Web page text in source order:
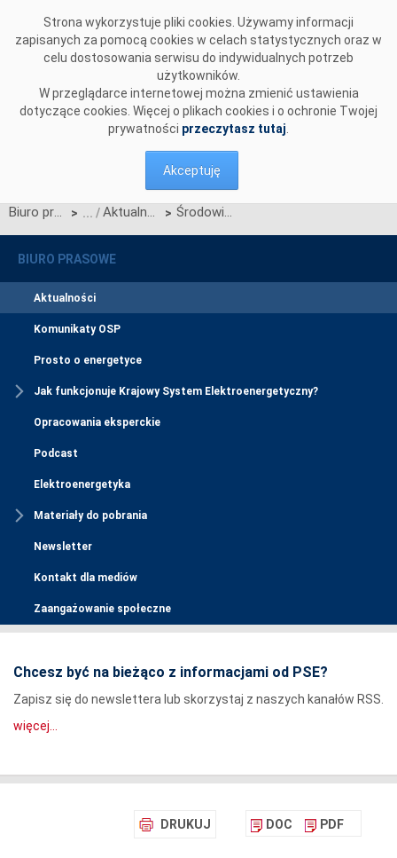
Strona wykorzystuje pliki cookies. Używamy informacji
zapisanych za pomocą cookies w celach statystycznych oraz w
celu dostosowania serwisu do indywidualnych potrzeb
użytkowników.
W przeglądarce internetowej można zmienić ustawienia
dotyczące cookies. Więcej o plikach cookies i o ochronie Twojej
prywatności przeczytasz tutaj
Akceptuję
Biuro prasowe > Aktualności > Środowisko testowe CSIRE: rozszerzony dostęp dla dużych podmiotów i możliwość przypisania dodatkowych ról rynkowych
BIURO PRASOWE
Aktualności
Komunikaty OSP
Prosto o energetyce
Jak funkcjonuje Krajowy System Elektroenergetyczny?
Opracowania eksperckie
Podcast
Elektroenergetyka
Materiały do pobrania
Newsletter
Kontakt dla mediów
Zaangażowanie społeczne
Chcesz być na bieżąco z informacjami od PSE?
Zapisz się do newslettera lub skorzystaj z naszych kanałów RSS.
więcej...
DRUKUJ DOC PDF